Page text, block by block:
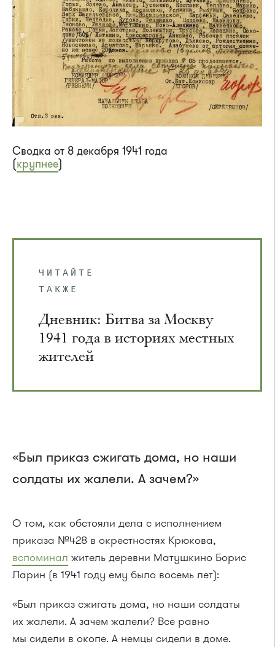
Сводка от 8 декабря 1941 года
(крупнее)
ЧИТАЙТЕ
ТАКЖЕ
Дневник: Битва за Москву
1941 года в историях местных
жителей
«Был приказ сжигать дома, но наши
солдаты их жалели. А зачем?»
О том, как обстояли дела с исполнением
приказа №428 в окрестностях Крюкова,
вспоминал житель деревни Матушкино Борис
Ларин (в 1941 году ему было восемь лет):
«Был приказ сжигать дома, но наши солдаты
их жалели. А зачем жалели? Все равно
мы сидели в окопе. А немцы сидели в доме.